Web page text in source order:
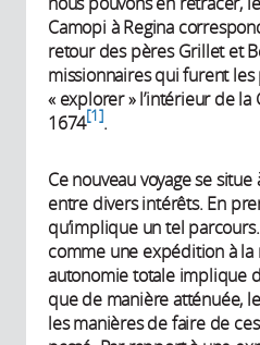
Camopi à Regina
retour des pères Grillet et
missionnaires qui furent
« explorer » l’intérieur de la
1674 1 .
Ce nouveau voyage se
entre divers intérêts. En
qu’implique un tel
comme une expédition à la
autonomie totale implique
que de manière atténuée,
les manières de faire de